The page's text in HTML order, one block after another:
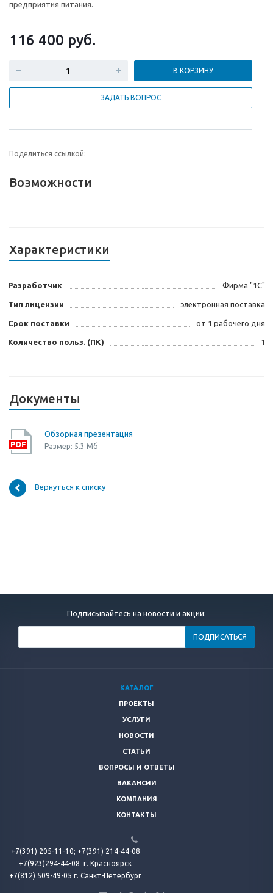
предприятия питания.
116 400 руб.
В КОРЗИНУ
ЗАДАТЬ ВОПРОС
Поделиться ссылкой:
Возможности
Характеристики
Разработчик Фирма "1С"
Тип лицензии электронная поставка
Срок поставки от 1 рабочего дня
Количество польз. (ПК) 1
Документы
Обзорная презентация
Размер: 5.3 Мб
Вернуться к списку
Подписывайтесь на новости и акции:
КАТАЛОГ
ПРОЕКТЫ
УСЛУГИ
НОВОСТИ
СТАТЬИ
ВОПРОСЫ И ОТВЕТЫ
ВАКАНСИИ
КОМПАНИЯ
КОНТАКТЫ
+7(391) 205-11-10; +7(391) 214-44-08
+7(923)294-44-08 г. Красноярск
+7(812) 509-49-05 г. Санкт-Петербург